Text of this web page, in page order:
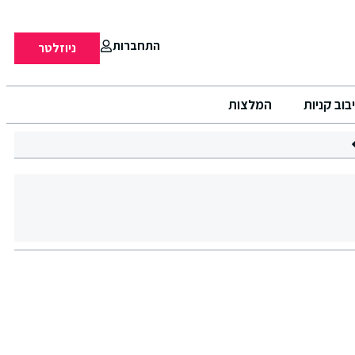
התחברות ניוזלטר
קניות המלצות